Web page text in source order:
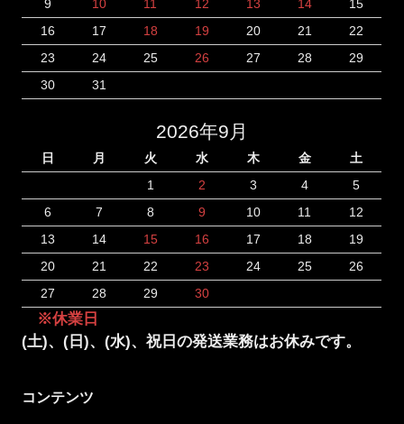
9
10 11 12 13 14
15
16
17 18 19 20 21
22
23
24 25 26 27 28
29
30
31
2026年9月
日 月 火 水 木 金
土
1
2 3 4
5
6
7 8 9 10 11
12
13
14 15 16 17 18
19
20
21 22 23 24 25
26
27
28 29 30
※休業日
(土)、(日)、(水)、祝日の発送業務はお休みです。
コンテンツ